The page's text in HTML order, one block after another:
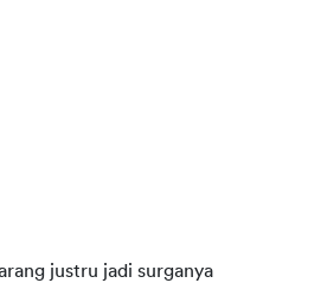
justru jadi surganya